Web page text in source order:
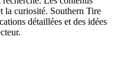
la curiosité. Southern Tire
détaillées et des idées